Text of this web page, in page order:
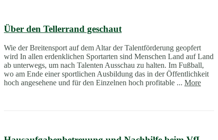
Über den Tellerrand geschaut
Wie der Breitensport auf dem Altar der Talentförderung geopfert
wird In allen erdenklichen Sportarten sind Menschen Land auf Land
ab unterwegs, um nach Talenten Ausschau zu halten. Im Fußball,
wo am Ende einer sportlichen Ausbildung das in der Öffentlichkeit
hoch angesehene und für den Einzelnen hoch profitable ... More